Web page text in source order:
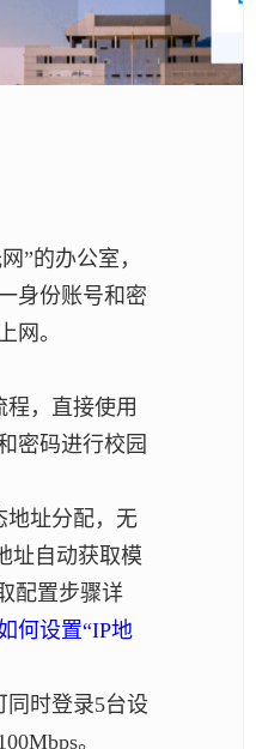
”的办公室，
身份账号和密
网。
程，直接使用
密码进行校园
地址分配，无
址自动获取模
配置步骤详
何设置“IP地
同时登录5台设
。